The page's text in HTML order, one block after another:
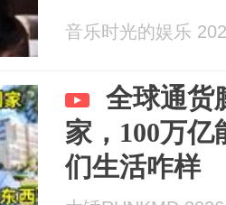
音乐时光的娱乐
全球通货
家，100万
们生活咋样